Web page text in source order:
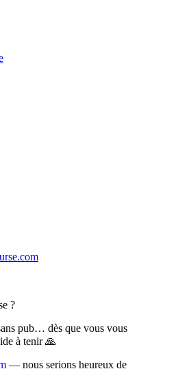
?
pub… dès que vous vous
à tenir 🙏
— nous serions heureux de